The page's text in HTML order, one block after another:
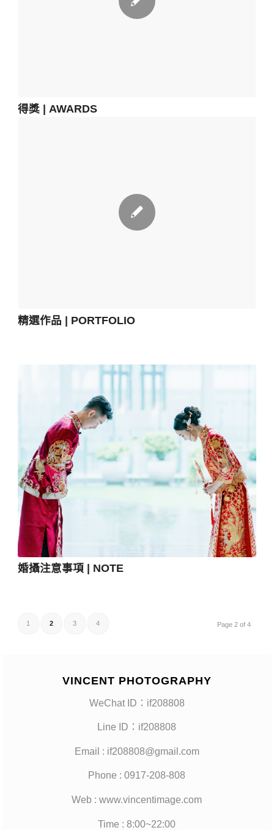
得獎 | AWARDS
精選作品 | PORTFOLIO
婚攝注意事項 | NOTE
Page 2 of 4
1 2 3 4
VINCENT PHOTOGRAPHY
WeChat ID：if208808
Line ID：if208808
Email : if208808@gmail.com
Phone : 0917-208-808
Web : www.vincentimage.com
Time : 8:00~22:00